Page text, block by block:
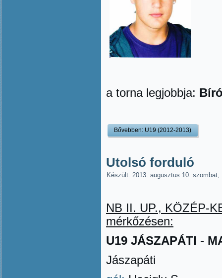
a torna legjobbja:
Bővebben: U19 (2012-2013)
Utolsó forduló
Készült: 2013. augusztus 10. szombat,
NB II. UP., KÖZÉP-
mérkőzésen:
U19 JÁSZAPÁTI -
Jászapáti